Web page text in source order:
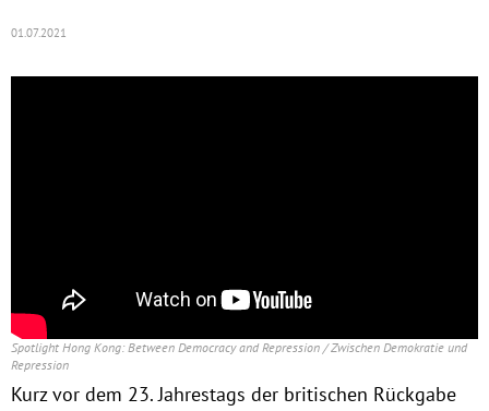
Besuch in Berlin
01.07.2021
Spotlight Hong Kong: Between Democracy and Repression / Zwischen Demokratie und
Repression
Kurz vor dem 23. Jahrestags der britischen Rückgabe